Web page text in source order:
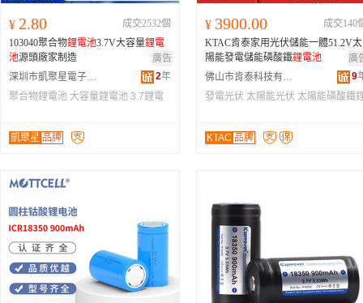
¥ 2.80
成交2532個
103040聚合物鋰電池3.7V大容量鋰電
池源頭廠家制造
廣告
深圳市凱聚星電子科技有限公司
2年
聚合物鋰電池 大容量鋰電池 3.7鋰電
凱聚星 品牌
¥ 3900.00
成交140
KTAC肯泰家用光伏儲能一體51.2V太
陽能發電儲能磷酸鐵鋰電池
廣
佛山市肯泰科技有限公司
9
發電光伏 太陽能光伏 太陽能磷酸鐵
KTAC 品牌